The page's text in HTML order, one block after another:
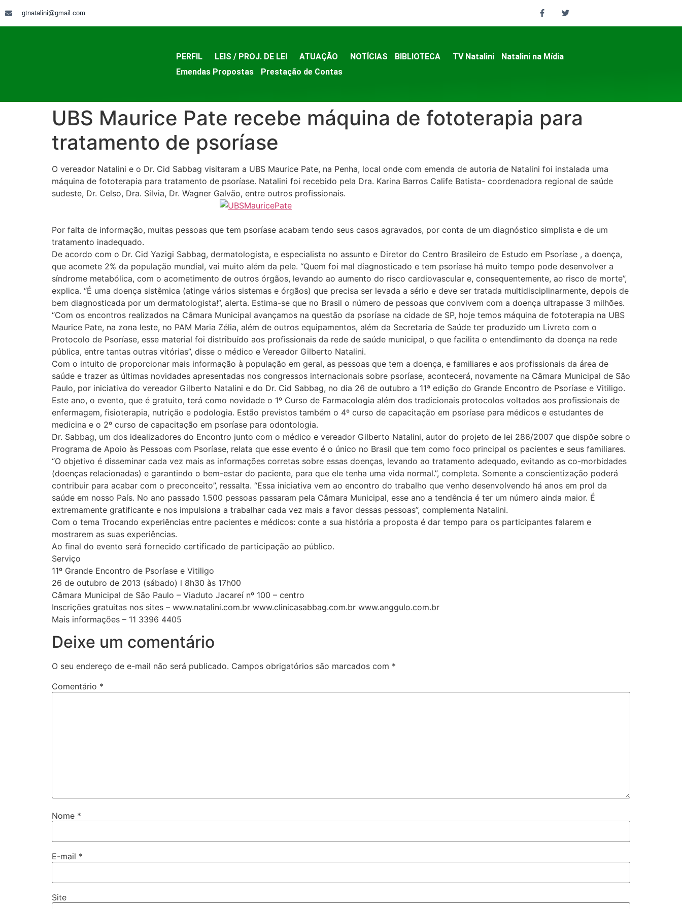
gtnatalini@gmail.com
PERFIL LEIS / PROJ. DE LEI ATUAÇÃO NOTÍCIAS BIBLIOTECA TV Natalini
Natalini na Mídia
Emendas Propostas
Prestação de Contas
UBS Maurice Pate recebe máquina de fototerapia para
tratamento de psoríase
O vereador Natalini e o Dr. Cid Sabbag visitaram a UBS Maurice Pate, na Penha, local onde com emenda de autoria de Natalini foi instalada uma
máquina de fototerapia para tratamento de psoríase. Natalini foi recebido pela Dra. Karina Barros Calife Batista- coordenadora regional de saúde
sudeste, Dr. Celso, Dra. Silvia, Dr. Wagner Galvão, entre outros profissionais.
Por falta de informação, muitas pessoas que tem psoríase acabam tendo seus casos agravados, por conta de um diagnóstico simplista e de um
tratamento inadequado.
De acordo com o Dr. Cid Yazigi Sabbag, dermatologista, e especialista no assunto e Diretor do Centro Brasileiro de Estudo em Psoríase , a doença,
que acomete 2% da população mundial, vai muito além da pele. “Quem foi mal diagnosticado e tem psoríase há muito tempo pode desenvolver a
síndrome metabólica, com o acometimento de outros órgãos, levando ao aumento do risco cardiovascular e, consequentemente, ao risco de morte”,
explica. “É uma doença sistêmica (atinge vários sistemas e órgãos) que precisa ser levada a sério e deve ser tratada multidisciplinarmente, depois de
bem diagnosticada por um dermatologista!”, alerta. Estima-se que no Brasil o número de pessoas que convivem com a doença ultrapasse 3 milhões.
“Com os encontros realizados na Câmara Municipal avançamos na questão da psoríase na cidade de SP, hoje temos máquina de fototerapia na UBS
Maurice Pate, na zona leste, no PAM Maria Zélia, além de outros equipamentos, além da Secretaria de Saúde ter produzido um Livreto com o
Protocolo de Psoríase, esse material foi distribuído aos profissionais da rede de saúde municipal, o que facilita o entendimento da doença na rede
pública, entre tantas outras vitórias”, disse o médico e Vereador Gilberto Natalini.
Com o intuito de proporcionar mais informação à população em geral, as pessoas que tem a doença, e familiares e aos profissionais da área de
saúde e trazer as últimas novidades apresentadas nos congressos internacionais sobre psoríase, acontecerá, novamente na Câmara Municipal de São
Paulo, por iniciativa do vereador Gilberto Natalini e do Dr. Cid Sabbag, no dia 26 de outubro a 11ª edição do Grande Encontro de Psoríase e Vitiligo.
Este ano, o evento, que é gratuito, terá como novidade o 1º Curso de Farmacologia além dos tradicionais protocolos voltados aos profissionais de
enfermagem, fisioterapia, nutrição e podologia. Estão previstos também o 4º curso de capacitação em psoríase para médicos e estudantes de
medicina e o 2º curso de capacitação em psoríase para odontologia.
Dr. Sabbag, um dos idealizadores do Encontro junto com o médico e vereador Gilberto Natalini, autor do projeto de lei 286/2007 que dispõe sobre o
Programa de Apoio às Pessoas com Psoríase, relata que esse evento é o único no Brasil que tem como foco principal os pacientes e seus familiares.
“O objetivo é disseminar cada vez mais as informações corretas sobre essas doenças, levando ao tratamento adequado, evitando as co-morbidades
(doenças relacionadas) e garantindo o bem-estar do paciente, para que ele tenha uma vida normal.”, completa. Somente a conscientização poderá
contribuir para acabar com o preconceito”, ressalta. “Essa iniciativa vem ao encontro do trabalho que venho desenvolvendo há anos em prol da
saúde em nosso País. No ano passado 1.500 pessoas passaram pela Câmara Municipal, esse ano a tendência é ter um número ainda maior. É
extremamente gratificante e nos impulsiona a trabalhar cada vez mais a favor dessas pessoas”, complementa Natalini.
Com o tema Trocando experiências entre pacientes e médicos: conte a sua história a proposta é dar tempo para os participantes falarem e
mostrarem as suas experiências.
Ao final do evento será fornecido certificado de participação ao público.
Serviço
11º Grande Encontro de Psoríase e Vitiligo
26 de outubro de 2013 (sábado) l 8h30 às 17h00
Câmara Municipal de São Paulo – Viaduto Jacareí nº 100 – centro
Inscrições gratuitas nos sites – www.natalini.com.br www.clinicasabbag.com.br www.anggulo.com.br
Mais informações – 11 3396 4405
Deixe um comentário
O seu endereço de e-mail não será publicado. Campos obrigatórios são marcados com *
Comentário *
Nome *
E-mail *
Site